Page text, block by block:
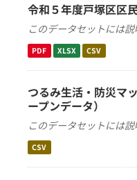
令和５年度戸塚区区
このデータセットには
PDF XLSX CSV
つるみ生活・防災マ
ープンデータ）
このデータセットには
CSV